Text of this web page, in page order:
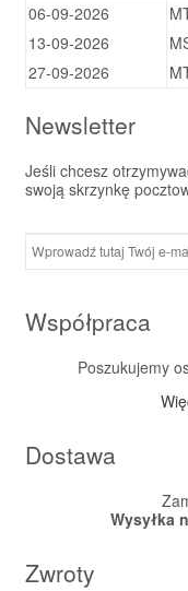
06-09-2026
13-09-2026
27-09-2026
Newsletter
Jeśli chcesz
swoją skrzynkę
Współpraca
Poszukujemy
Dostawa
Wysyłka
Zwroty